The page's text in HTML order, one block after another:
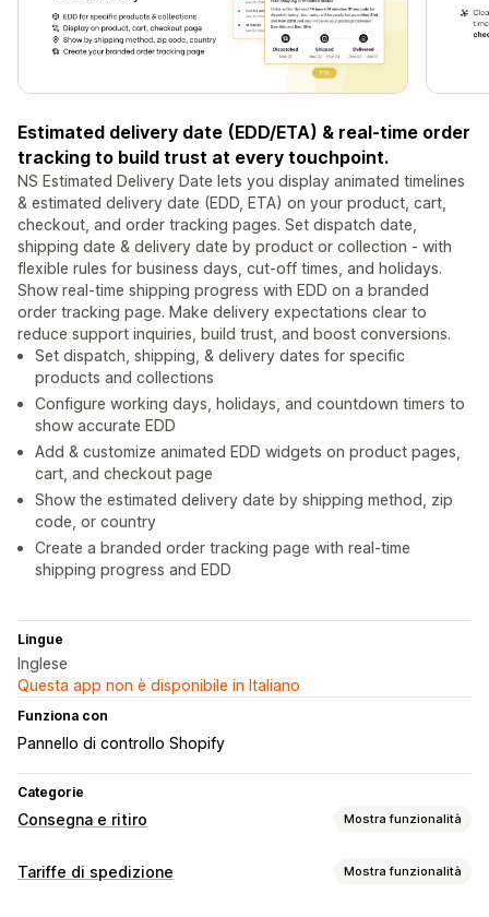
Estimated delivery date (EDD/ETA) & real-time order
tracking to build trust at every touchpoint.
NS Estimated Delivery Date lets you display animated timelines
& estimated delivery date (EDD, ETA) on your product, cart,
checkout, and order tracking pages. Set dispatch date,
shipping date & delivery date by product or collection - with
flexible rules for business days, cut-off times, and holidays.
Show real-time shipping progress with EDD on a branded
order tracking page. Make delivery expectations clear to
reduce support inquiries, build trust, and boost conversions.
Set dispatch, shipping, & delivery dates for specific
products and collections
Configure working days, holidays, and countdown timers to
show accurate EDD
Add & customize animated EDD widgets on product pages,
cart, and checkout page
Show the estimated delivery date by shipping method, zip
code, or country
Create a branded order tracking page with real-time
shipping progress and EDD
Lingue
Inglese
Questa app non è disponibile in Italiano
Funziona con
Pannello di controllo Shopify
Categorie
Consegna e ritiro Mostra funzionalità
Opzioni di consegna
Tariffe di spedizione Mostra funzionalità